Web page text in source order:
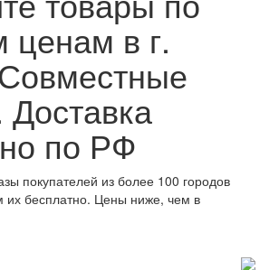
ценам в г.
Доставка
по РФ
покупателей из более 100 городов
их бесплатно. Цены ниже, чем в